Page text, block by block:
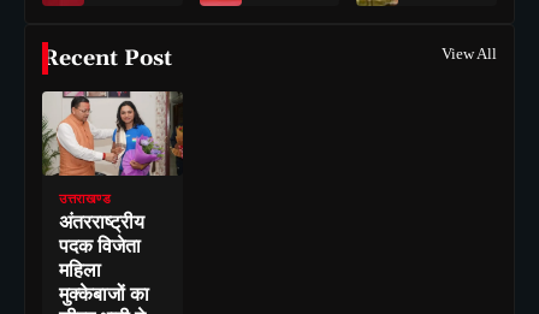
Recent Post View All
उत्तराखण्ड
अंतरराष्ट्रीय
पदक विजेता
महिला
मुक्केबाजों का